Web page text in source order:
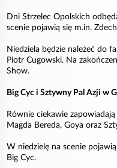
Dni Strzelec Opolskich
scenie pojawią się m.in.
Niedziela będzie należeć do
Piotr Cugowski. Na
Show.
Big Cyc i Sztywny Pal Azji w
Równie ciekawie
Magda Bereda, Goya oraz
W niedzielę na scenie
Big Cyc.